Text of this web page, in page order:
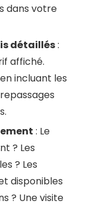
dans votre
détaillés:
affiché.
incluant les
: Le
? Les
? Les
disponibles
? Une visite